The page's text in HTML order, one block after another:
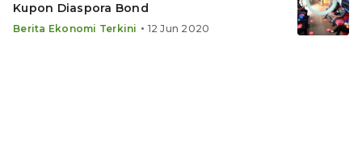
Kupon Diaspora Bond
Berita Ekonomi Terkini • 12 Jun 2020